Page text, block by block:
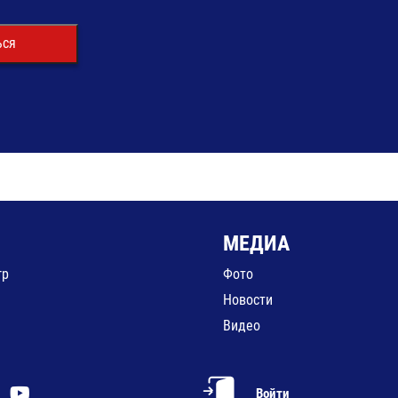
МЕДИА
Фото
Новости
Видео
Войти